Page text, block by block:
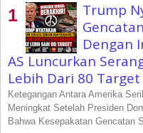
Trump
Dengan
AS Luncurkan
Lebih Dari 80 Target
Ketegangan Antara Amerika
Meningkat Setelah Presiden
Bahwa Kesepakatan Gencatan